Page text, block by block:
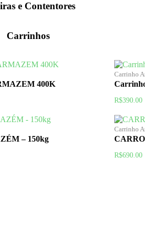
e Contentores
Carrinhos
400K
Carrinho
R$390.00
– 150kg
Carrinho
R$690.00